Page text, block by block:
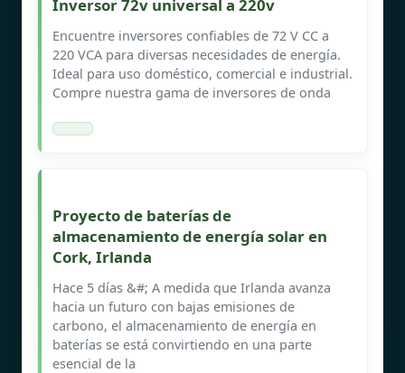
Inversor 72v universal a 220v
Encuentre inversores confiables de 72 V CC a
220 VCA para diversas necesidades de energía.
Ideal para uso doméstico, comercial e industrial.
Compre nuestra gama de inversores de onda
Proyecto de baterías de
almacenamiento de energía solar en
Cork, Irlanda
Hace 5 días &#; A medida que Irlanda avanza
hacia un futuro con bajas emisiones de
carbono, el almacenamiento de energía en
baterías se está convirtiendo en una parte
esencial de la